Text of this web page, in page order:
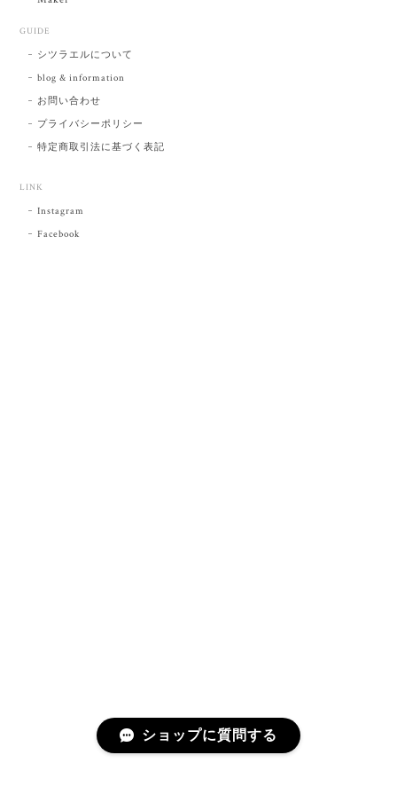
GUIDE
シツラエルについて
blog & information
お問い合わせ
プライバシーポリシー
特定商取引法に基づく表記
LINK
Instagram
Facebook
ショップに質問する